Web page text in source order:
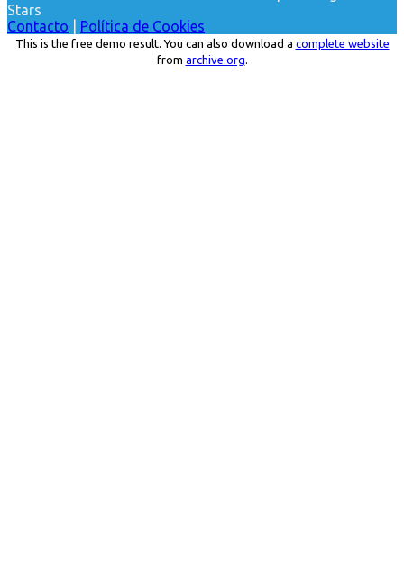
Stars
Contacto
Política de Cookies
This is the free demo result. You can also download a complete website
from archive.org.